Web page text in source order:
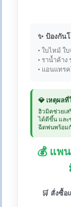
✨ ป้องกัน
• ใบไหม้ ใ
• ราน้ำค้า
• แอนแทร
💎 เหตุผล
ฮิวมิคช่วยเ
ได้ดีขึ้น และ
ฉีดพ่นพร้อม
💰 แพ
🛒 สั่งซื้